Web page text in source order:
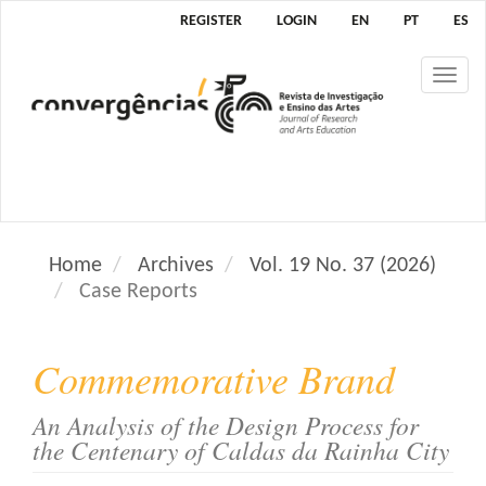
N
g
M
i
n
REGISTER LOGIN EN PT ES
Home Archives
Vol. 19 No. 37 (2026)
Case Reports
Commemorative Brand
An Analysis of the Design Process for
the Centenary of Caldas da Rainha City